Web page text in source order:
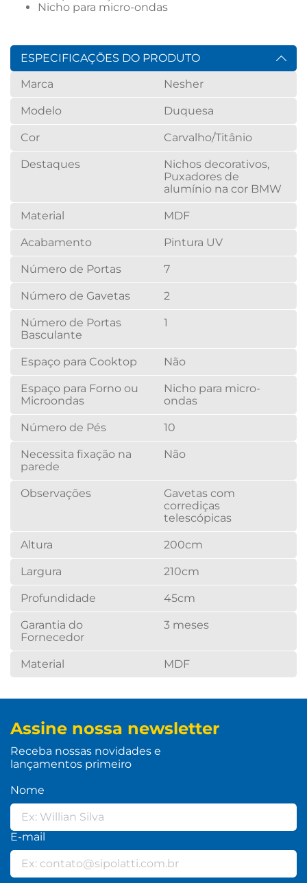
Nicho para micro-ondas
ESPECIFICAÇÕES DO PRODUTO
Marca
Nesher
Modelo Duquesa
Cor Carvalho/Titânio
Destaques
Nichos decorativos,
Puxadores de
alumínio na cor BMW
Material MDF
Acabamento Pintura UV
Número de Portas 7
Número de Gavetas 2
Número de Portas
Basculante
1
Espaço para Cooktop Não
Espaço para Forno ou
Microondas
Nicho para micro-
ondas
Número de Pés 10
Necessita fixação na
parede
Não
Observações
Gavetas com
corrediças
telescópicas
Altura 200cm
Largura 210cm
Profundidade 45cm
Garantia do
Fornecedor
3 meses
Material MDF
Assine nossa newsletter
Receba nossas novidades e
lançamentos primeiro
Nome
E-mail